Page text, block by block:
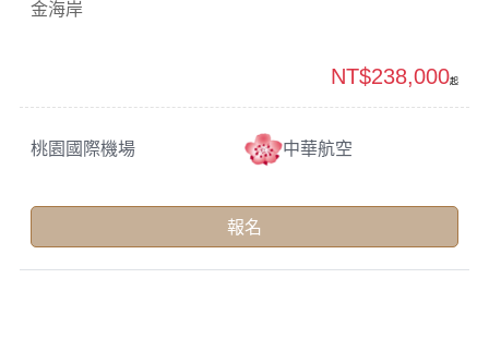
金海岸
桃園國際機場 中華航空
NT$238,000起
報名